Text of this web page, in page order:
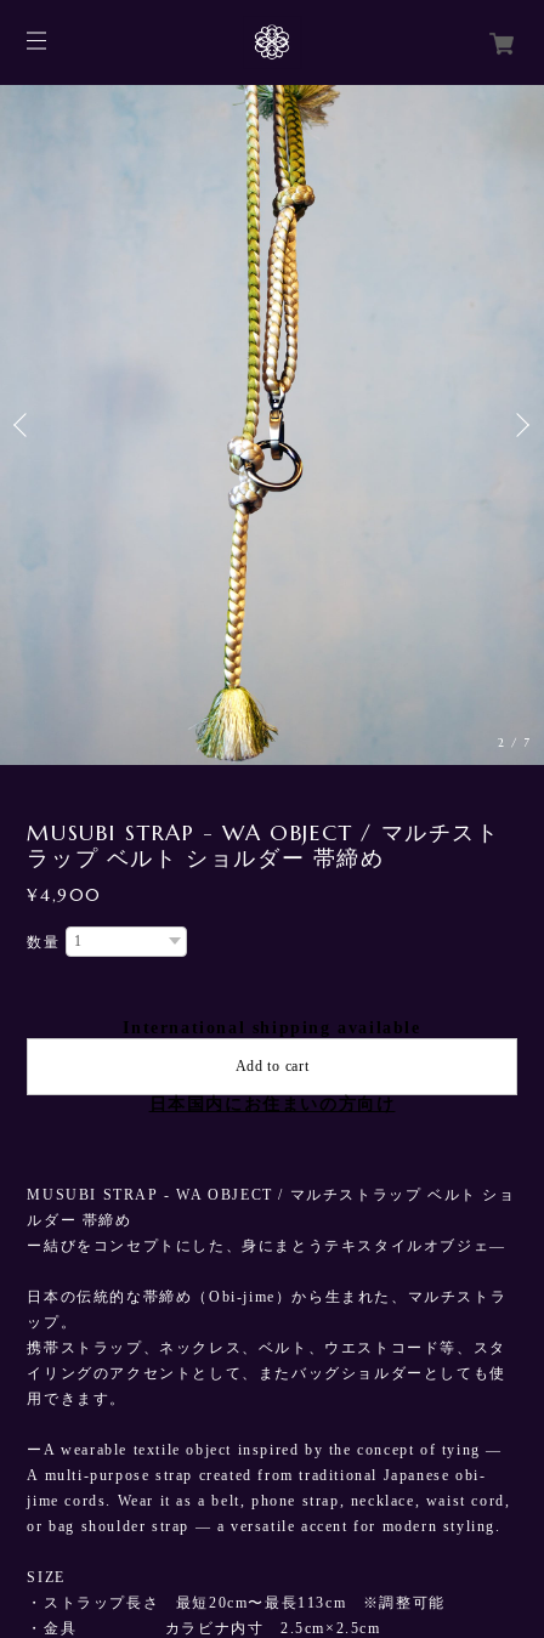
3 / 7
MUSUBI STRAP - WA OBJECT / マルチスト
ラップ ベルト ショルダー 帯締め
¥4,900
数量
International shipping available
Add to cart
日本国内にお住まいの方向け
MUSUBI STRAP - WA OBJECT / マルチストラップ ベルト ショ
ルダー 帯締め
ー結びをコンセプトにした、身にまとうテキスタイルオブジェ—
日本の伝統的な帯締め（Obi-jime）から生まれた、マルチストラ
ップ。
携帯ストラップ、ネックレス、ベルト、ウエストコード等、スタ
イリングのアクセントとして、またバッグショルダーとしても使
用できます。
ーA wearable textile object inspired by the concept of tying —
A multi-purpose strap created from traditional Japanese obi-
jime cords. Wear it as a belt, phone strap, necklace, waist cord,
or bag shoulder strap — a versatile accent for modern styling.
SIZE
・ストラップ長さ 最短20cm〜最長113cm ※調整可能
・金具 カラビナ内寸 2.5cm×2.5cm